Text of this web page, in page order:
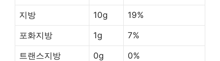
지방 10g 19%
포화지방 1g 7%
트랜스지방 0g 0%